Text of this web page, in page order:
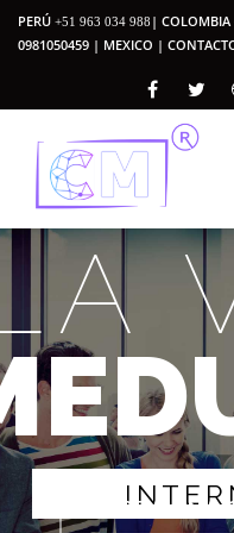
PERÚ +51 963 034 988 | COLOMBIA
0981050459 | MEXICO |
I N T E R
CREA UNA